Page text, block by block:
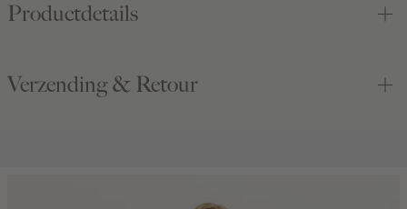
Productdetails
Verzending & Retour